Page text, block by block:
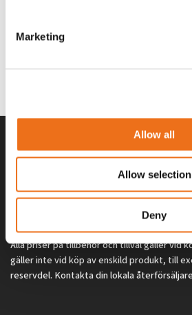
Marketing
Allow all
Allow selection
Deny
stämpellogotyp Avant
T-
Alla priser på tillbehör och tillval gäller vid
gäller inte vid köp av enskild produkt, till
reservdel. Kontakta din lokala